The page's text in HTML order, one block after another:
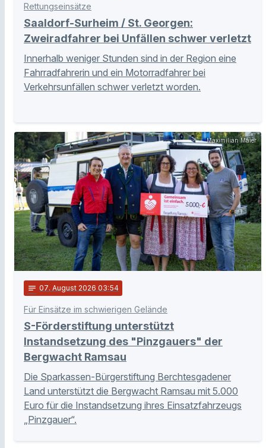
Rettungseinsätze
Saaldorf-Surheim / St. Georgen:
Zweiradfahrer bei Unfällen schwer verletzt
Innerhalb weniger Stunden sind in der Region eine
Fahrradfahrerin und ein Motorradfahrer bei
Verkehrsunfällen schwer verletzt worden.
Maximilian Maier
notes 07. August 2026 03:54
Für Einsätze im schwierigen Gelände
S-Förderstiftung unterstützt
Instandsetzung des "Pinzgauers" der
Bergwacht Ramsau
Die Sparkassen-Bürgerstiftung Berchtesgadener
Land unterstützt die Bergwacht Ramsau mit 5.000
Euro für die Instandsetzung ihres Einsatzfahrzeugs
„Pinzgauer“.